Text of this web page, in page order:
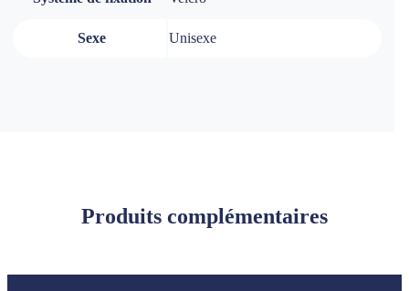
Sexe Unisexe
Produits complémentaires